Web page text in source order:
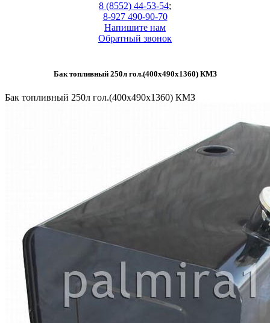
8 (8552) 44-53-54;
8-927 490-90-70
Напишите нам
Обратный звонок
Бак топливный 250л гол.(400х490х1360) КМЗ
Бак топливный 250л гол.(400х490х1360) КМЗ